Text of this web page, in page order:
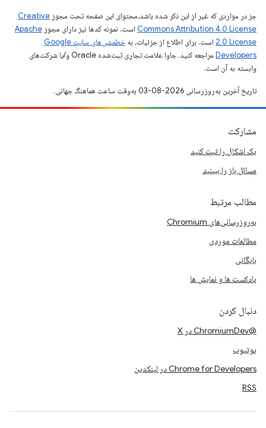
جز در مواردی که غیر از این ذکر شده باشد،‌محتوای این صفحه تحت مجوز Creative
Commons Attribution 4.0 License است. نمونه کدها نیز دارای مجوز Apache
2.0 License است. برای اطلاع از جزئیات، به
خطمشی‌های سایت Google
Developers‏
مراجعه کنید. جاوا علامت تجاری ثبت‌شده Oracle و/یا شرکت‌های
وابسته به آن است.
تاریخ آخرین به‌روزرسانی 2026-08-03 به‌وقت ساعت هماهنگ جهانی.
مشارکت
یک اشکال را ثبت کنید
مسائل باز را ببینید
مطالب مرتبط
به‌روزرسانی‌های Chromium
مطالعات موردی
بایگانی
پادکست ها و نمایش ها
دنبال کردن
@ChromiumDev در X
یوتیوب
Chrome for Developers در لینکدین
RSS